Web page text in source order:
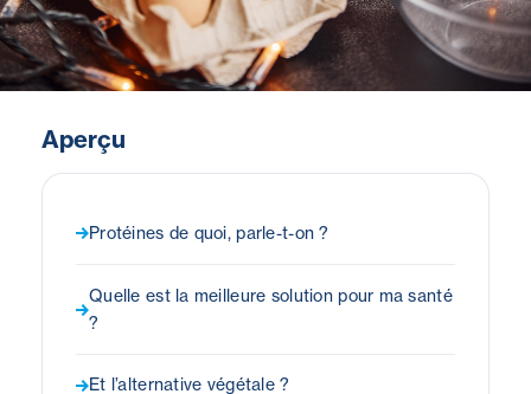
Aperçu
Protéines de quoi, parle-t-on ?
Quelle est la meilleure solution pour ma santé
?
Et l’alternative végétale ?